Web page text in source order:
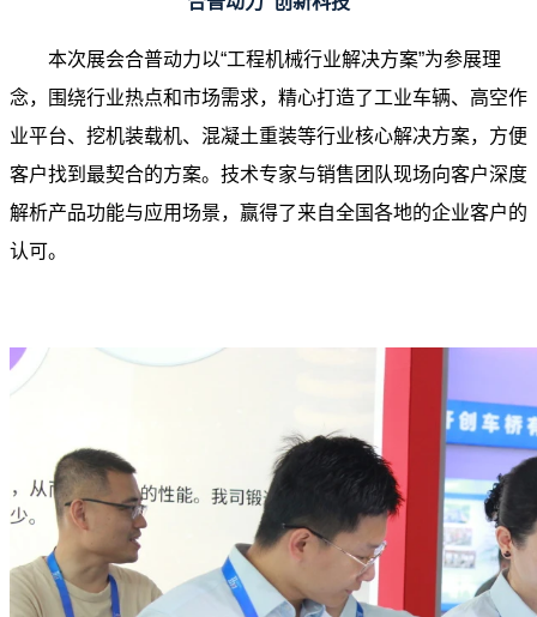
本次展会合普动力以“工程机械行业解决方案”为参展理
念，围绕行业热点和市场需求，精心打造了工业车辆、高空作
业平台、挖机装载机、混凝土重装等行业核心解决方案，方便
客户找到最契合的方案。技术专家与销售团队现场向客户深度
解析产品功能与应用场景，赢得了来自全国各地的企业客户的
认可。